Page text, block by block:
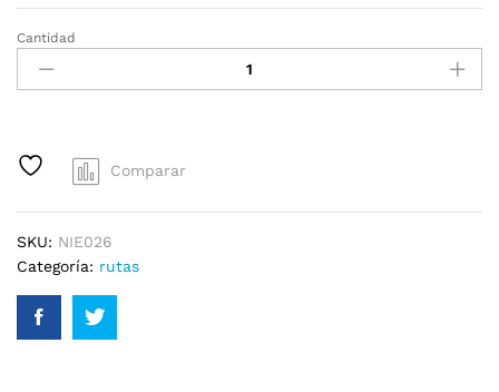
Cantidad
Comparar
SKU: NIE026
Categoría: rutas